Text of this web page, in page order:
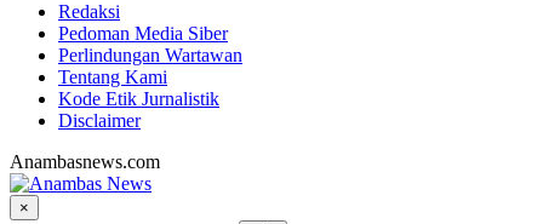
Redaksi
Pedoman Media Siber
Perlindungan Wartawan
Tentang Kami
Kode Etik Jurnalistik
Disclaimer
Anambasnews.com
×